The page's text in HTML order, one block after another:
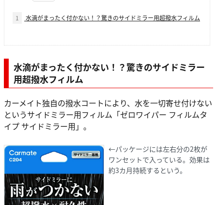
1 水滴がまったく付かない！？驚きのサイドミラー用超撥水フィルム
水滴がまったく付かない！？驚きのサイドミラー
用超撥水フィルム
カーメイト独自の撥水コートにより、水を一切寄せ付けない
というサイドミラー用フィルム「ゼロワイパー フィルムタ
イプ サイドミラー用」。
←パッケージには左右分の2枚が
ワンセットで入っている。効果は
約3カ月持続するという。